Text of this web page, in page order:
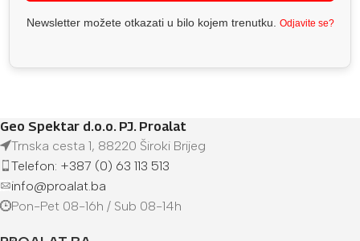
Newsletter možete otkazati u bilo kojem trenutku. Odjavite se?
Geo Spektar d.o.o. PJ. Proalat
Trnska cesta 1, 88220 Široki Brijeg
Telefon: +387 (0) 63 113 513
info@proalat.ba
Pon-Pet 08-16h / Sub 08-14h